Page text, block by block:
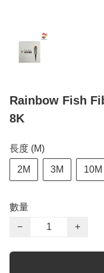
Rainbow Fish
8K
長度 (M)
2M 3M 10M
數量
−
+